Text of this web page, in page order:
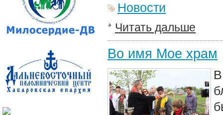
Новости
Читать дальше
Во имя Мое храм